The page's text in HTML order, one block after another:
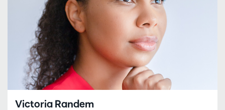
Victoria Randem